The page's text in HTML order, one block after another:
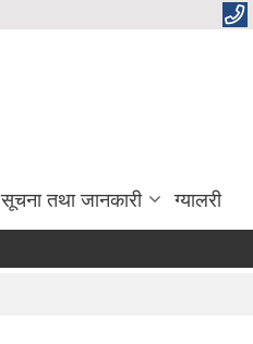
सूचना तथा जानकारी ग्यालरी